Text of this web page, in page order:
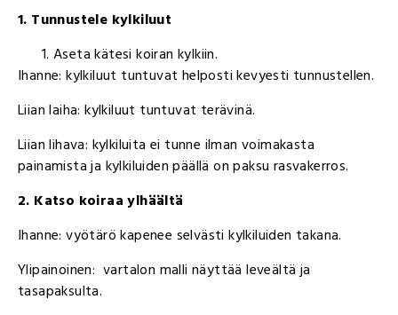
1. Tunnustele kylkiluut
Aseta kätesi koiran kylkiin.
Ihanne: kylkiluut tuntuvat helposti kevyesti tunnustellen.
Liian laiha: kylkiluut tuntuvat terävinä.
Liian lihava: kylkiluita ei tunne ilman voimakasta
painamista ja kylkiluiden päällä on paksu rasvakerros.
2. Katso koiraa ylhäältä
Ihanne: vyötärö kapenee selvästi kylkiluiden takana.
Ylipainoinen: vartalon malli näyttää leveältä ja
tasapaksulta.